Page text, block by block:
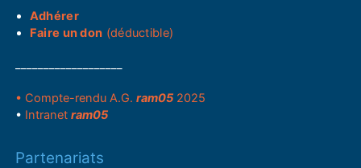
Adhérer
Faire un don (déductible)
• Compte-rendu A.G.ram05 2025
• Intranetram05
Partenariats